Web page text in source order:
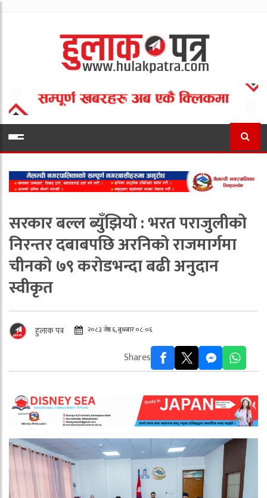
सरकार बल्ल ब्युँझियो : भरत पराजुलीको
निरन्तर दबाबपछि अरनिको राजमार्गमा
चीनको ७९ करोडभन्दा बढी अनुदान
स्वीकृत
हुलाक पत्र २०८३ जेष्ठ ६, बुधबार ०८:०६
Shares